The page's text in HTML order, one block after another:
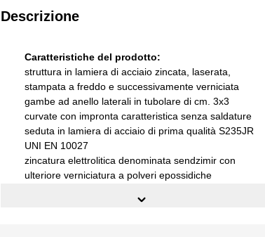
Descrizione
Caratteristiche del prodotto:
struttura in lamiera di acciaio zincata, laserata,
stampata a freddo e successivamente verniciata
gambe ad anello laterali in tubolare di cm. 3x3
curvate con impronta caratteristica senza saldature
seduta in lamiera di acciaio di prima qualità S235JR
UNI EN 10027
zincatura elettrolitica denominata sendzimir con
ulteriore verniciatura a polveri epossidiche
posizionata su piedini regolabili